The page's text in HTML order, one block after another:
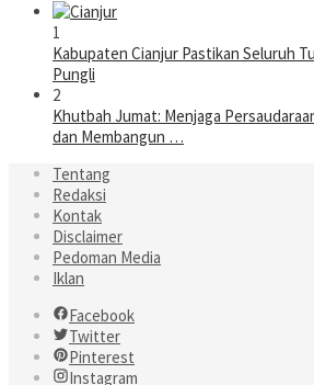
1
Kabupaten Cianjur Pastikan Seluruh
Pungli
2
Khutbah Jumat: Menjaga
dan Membangun …
Tentang
Redaksi
Kontak
Disclaimer
Pedoman Media
Iklan
Facebook
Twitter
Pinterest
Instagram